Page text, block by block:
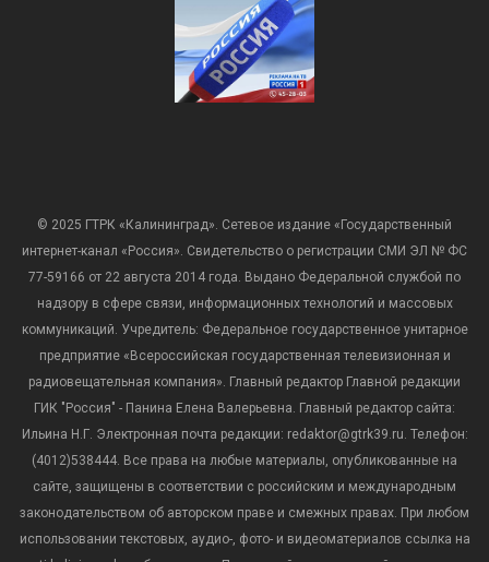
© 2025 ГТРК «Калининград». Сетевое издание «Государственный
интернет-канал «Россия». Свидетельство о регистрации СМИ ЭЛ № ФС
77-59166 от 22 августа 2014 года. Выдано Федеральной службой по
надзору в сфере связи, информационных технологий и массовых
коммуникаций. Учредитель: Федеральное государственное унитарное
предприятие «Всероссийская государственная телевизионная и
радиовещательная компания». Главный редактор Главной редакции
ГИК "Россия" - Панина Елена Валерьевна. Главный редактор сайта:
Ильина Н.Г. Электронная почта редакции: redaktor@gtrk39.ru. Телефон:
(4012)538444. Все права на любые материалы, опубликованные на
сайте, защищены в соответствии с российским и международным
законодательством об авторском праве и смежных правах. При любом
использовании текстовых, аудио-, фото- и видеоматериалов ссылка на